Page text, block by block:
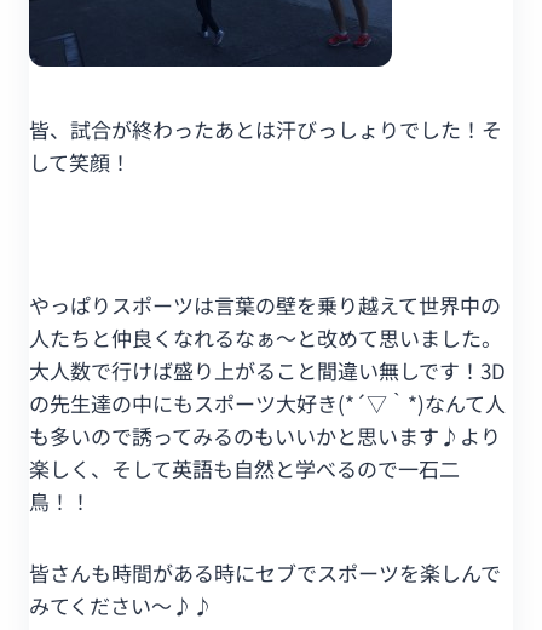
皆、試合が終わったあとは汗びっしょりでした！そ
して笑顔！
やっぱりスポーツは言葉の壁を乗り越えて世界中の
人たちと仲良くなれるなぁ～と改めて思いました。
大人数で行けば盛り上がること間違い無しです！3D
の先生達の中にもスポーツ大好き(*´▽｀*)なんて人
も多いので誘ってみるのもいいかと思います♪より
楽しく、そして英語も自然と学べるので一石二
鳥！！
皆さんも時間がある時にセブでスポーツを楽しんで
みてください～♪♪